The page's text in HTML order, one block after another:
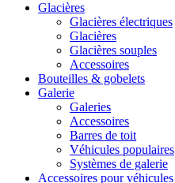
Glacières
Glacières électriques
Glacières
Glacières souples
Accessoires
Bouteilles & gobelets
Galerie
Galeries
Accessoires
Barres de toit
Véhicules populaires
Systèmes de galerie
Accessoires pour véhicules